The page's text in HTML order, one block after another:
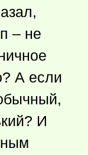
– не
А если
И